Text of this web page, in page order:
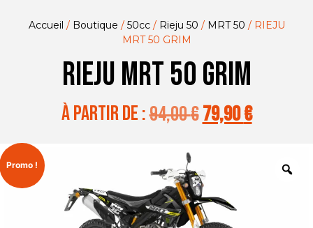
Accueil / Boutique / 50cc/ Rieju 50 / MRT 50 / RIEJU
MRT 50 GRIM
RIEJU MRT 50 GRIM
à partir de :94,00€79,90€
Promo !